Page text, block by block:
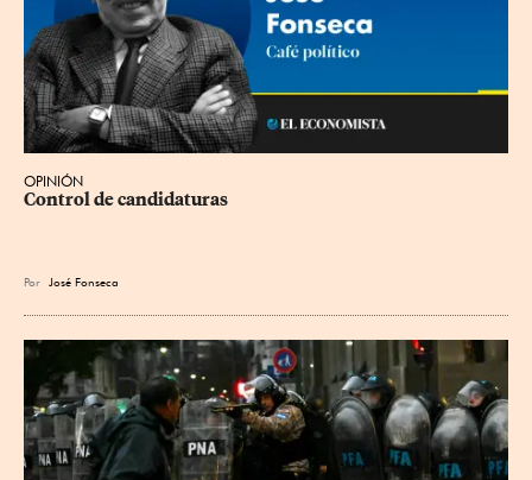
OPINIÓN
Control de candidaturas
Por José Fonseca